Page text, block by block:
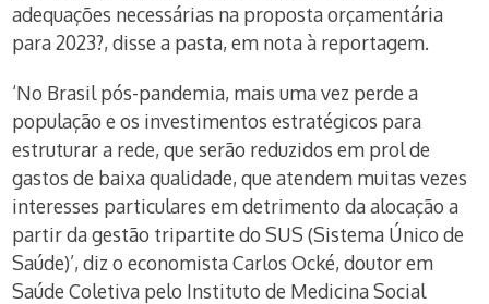
adequações necessárias na proposta orçamentária
para 2023?, disse a pasta, em nota à reportagem.
‘No Brasil pós-pandemia, mais uma vez perde a
população e os investimentos estratégicos para
estruturar a rede, que serão reduzidos em prol de
gastos de baixa qualidade, que atendem muitas vezes
interesses particulares em detrimento da alocação a
partir da gestão tripartite do SUS (Sistema Único de
Saúde)’, diz o economista Carlos Ocké, doutor em
Saúde Coletiva pelo Instituto de Medicina Social